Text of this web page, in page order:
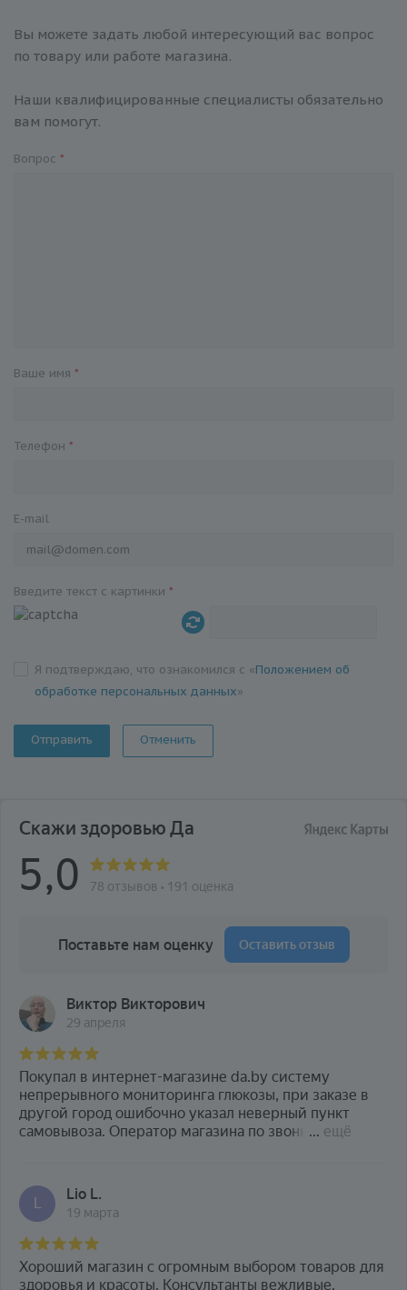
Вы можете задать любой интересующий вас вопрос
по товару или работе магазина.
Наши квалифицированные специалисты обязательно
вам помогут.
Вопрос *
Ваше имя *
Телефон *
E-mail
Введите текст с картинки *
Я подтверждаю, что ознакомился с «Положением об
обработке персональных данных»
Отменить